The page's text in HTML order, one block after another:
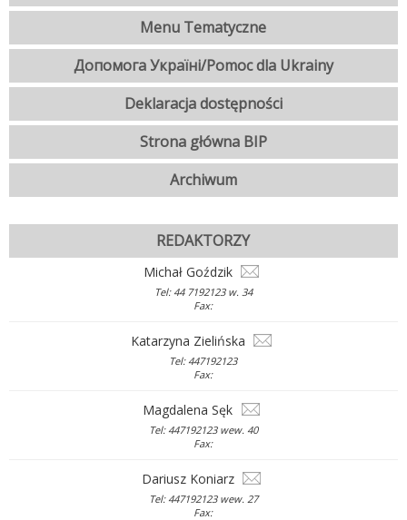
Menu Tematyczne
Допомога Україні/Pomoc dla Ukrainy
Deklaracja dostępności
Strona główna BIP
Archiwum
REDAKTORZY
Michał Goździk
Tel: 44 7192123 w. 34
Fax:
Katarzyna Zielińska
Tel: 447192123
Fax:
Magdalena Sęk
Tel: 447192123 wew. 40
Fax:
Dariusz Koniarz
Tel: 447192123 wew. 27
Fax: